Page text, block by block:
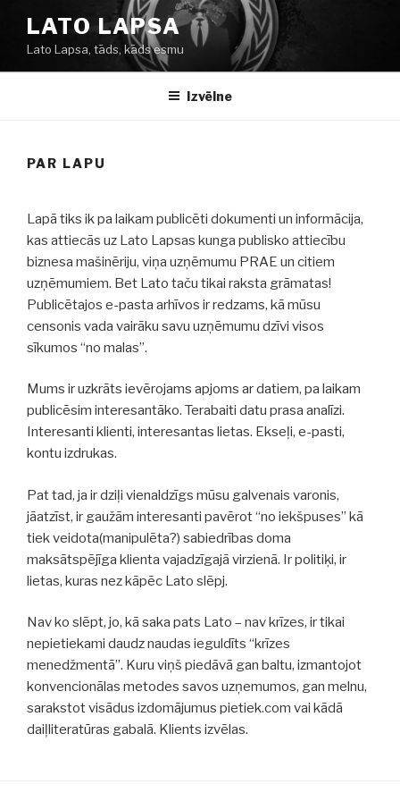
saturu
LATO LAPSA
Lato Lapsa, tāds, kāds esmu
Izvēlne
PAR LAPU
Lapā tiks ik pa laikam publicēti dokumenti un informācija,
kas attiecās uz Lato Lapsas kunga publisko attiecību
biznesa mašinēriju, viņa uzņēmumu PRAE un citiem
uzņēmumiem. Bet Lato taču tikai raksta grāmatas!
Publicētajos e-pasta arhīvos ir redzams, kā mūsu
censonis vada vairāku savu uzņēmumu dzīvi visos
sīkumos “no malas”.
Mums ir uzkrāts ievērojams apjoms ar datiem, pa laikam
publicēsim interesantāko. Terabaiti datu prasa analīzi.
Interesanti klienti, interesantas lietas. Ekseļi, e-pasti,
kontu izdrukas.
Pat tad, ja ir dziļi vienaldzīgs mūsu galvenais varonis,
jāatzīst, ir gaužām interesanti pavērot “no iekšpuses” kā
tiek veidota(manipulēta?) sabiedrības doma
maksātspējīga klienta vajadzīgajā virzienā. Ir politiķi, ir
lietas, kuras nez kāpēc Lato slēpj.
Nav ko slēpt, jo, kā saka pats Lato – nav krīzes, ir tikai
nepietiekami daudz naudas ieguldīts “krīzes
menedžmentā”. Kuru viņš piedāvā gan baltu, izmantojot
konvencionālas metodes savos uzņemumos, gan melnu,
sarakstot visādus izdomājumus pietiek.com vai kādā
daiļliteratūras gabalā. Klients izvēlas.